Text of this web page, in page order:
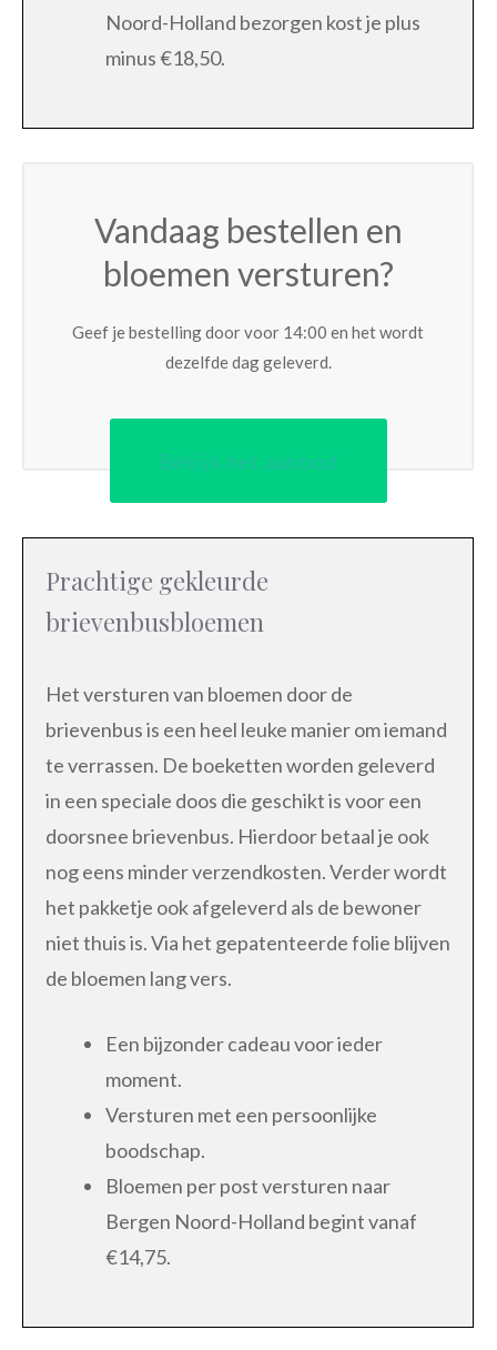
Noord-Holland bezorgen kost je plus
minus €18,50.
Vandaag bestellen en
bloemen versturen?
Geef je bestelling door voor 14:00 en het wordt
dezelfde dag geleverd.
Bekijk het aanbod
Prachtige gekleurde
brievenbusbloemen
Het versturen van bloemen door de
brievenbus is een heel leuke manier om iemand
te verrassen. De boeketten worden geleverd
in een speciale doos die geschikt is voor een
doorsnee brievenbus. Hierdoor betaal je ook
nog eens minder verzendkosten. Verder wordt
het pakketje ook afgeleverd als de bewoner
niet thuis is. Via het gepatenteerde folie blijven
de bloemen lang vers.
Een bijzonder cadeau voor ieder
moment.
Versturen met een persoonlijke
boodschap.
Bloemen per post versturen naar
Bergen Noord-Holland begint vanaf
€14,75.